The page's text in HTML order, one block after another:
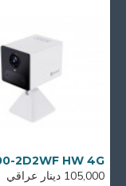
105,000 دينار عراقي